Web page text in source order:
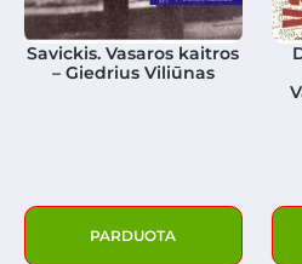
Savickis. Vasaros kaitros
– Giedrius Viliūnas
PARDUOTA